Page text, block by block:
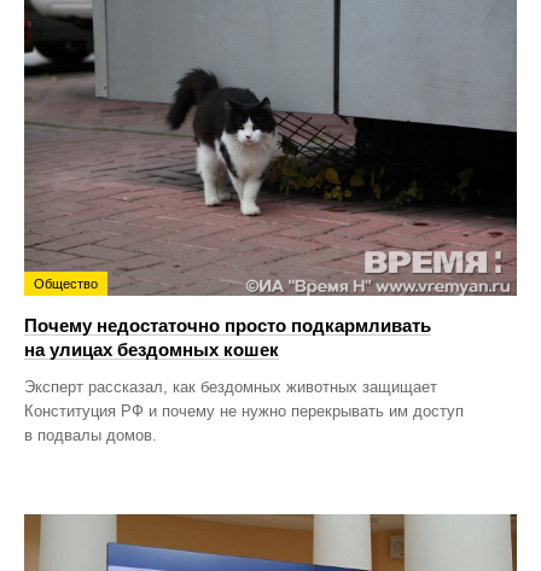
Общество
Почему недостаточно просто подкармливать
на улицах бездомных кошек
Эксперт рассказал, как бездомных животных защищает
Конституция РФ и почему не нужно перекрывать им доступ
в подвалы домов.